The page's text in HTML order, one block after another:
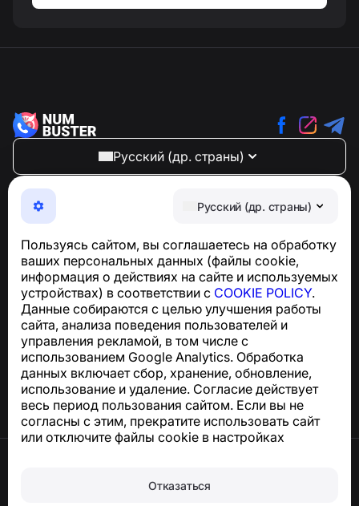
Русский (др. страны)
Пользуясь сайтом, вы соглашаетесь на обработку
ваших персональных данных (файлы cookie,
информация о действиях на сайте и используемых
устройствах) в соответствии с COOKIE POLICY.
Данные собираются с целью улучшения работы
сайта, анализа поведения пользователей и
управления рекламой, в том числе с
использованием Google Analytics. Обработка
данных включает сбор, хранение, обновление,
использование и удаление. Согласие действует
весь период пользования сайтом. Если вы не
согласны с этим, прекратите использовать сайт
или отключите файлы cookie в настройках
Отказаться
Русский (др. страны)
NumBuster © 2013—2026 ·
Максимально удобное приложение для защиты от
телефонных мошенников, спама и нежелательных
Для запросов по соблюдению GDPR:
support@numbuster.com
Центр поддержки
Новости и статьи
О проекте
Контакты